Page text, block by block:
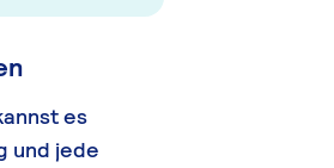
es
und jede